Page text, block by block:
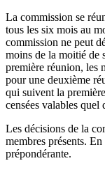
La commission se
tous les six mois au
commission ne peut
moins de la moitié de
première réunion, les
pour une deuxième
qui suivent la
censées valables quel
Les décisions de la
membres présents.
prépondérante.